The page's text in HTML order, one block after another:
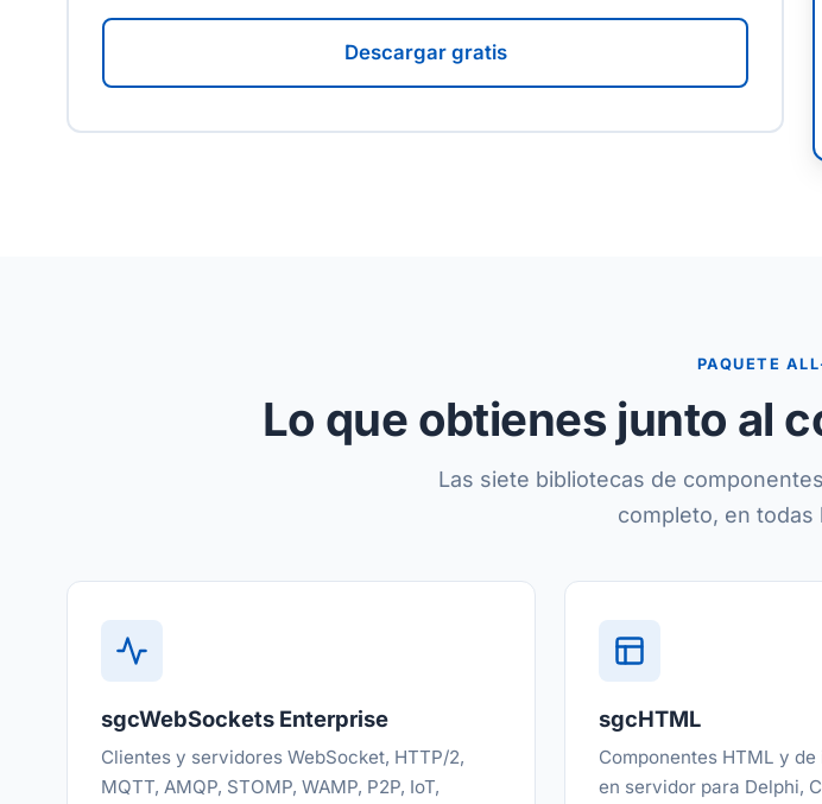
Descargar gratis
PAQUETE
Lo que obtienes junto al
Las siete bibliotecas de
completo, en todas
sgcWebSockets Enterprise
Clientes y servidores WebSocket, HTTP/2,
MQTT, AMQP, STOMP, WAMP, P2P, IoT,
sgcHTML
Componentes HTML y
en servidor para Delphi,